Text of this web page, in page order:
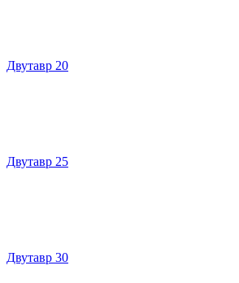
Двутавр 20
Двутавр 25
Двутавр 30